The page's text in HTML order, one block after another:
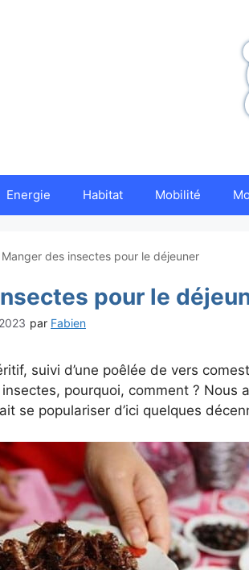
Energie Habitat Mobilité
Manger des insectes pour le déjeuner
pour le
par Fabien
suivi d’une poêlée de vers
pourquoi, comment ? Nous
se populariser d’ici quelques